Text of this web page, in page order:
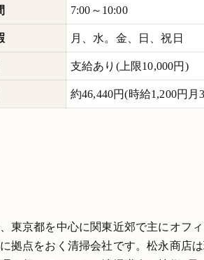
7:00～10:00
月、水。金、日、祝日
支給あり(上限10,000円)
約46,440円(時給1,200円
東京都を中心に関東近郊で主にオフ
拠点をおく清掃会社です。松永商店